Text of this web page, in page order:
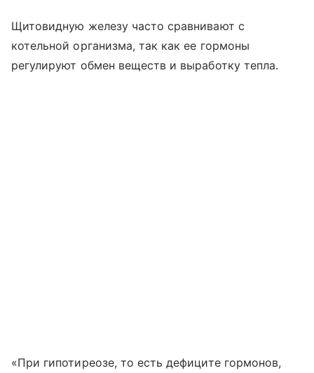
Щитовидную железу часто сравнивают с
котельной организма, так как ее гормоны
регулируют обмен веществ и выработку тепла.
«При гипотиреозе, то есть дефиците гормонов,